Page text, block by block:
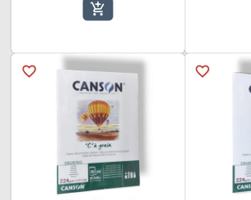
add_shopping_cart
favorite_border
favorite_border